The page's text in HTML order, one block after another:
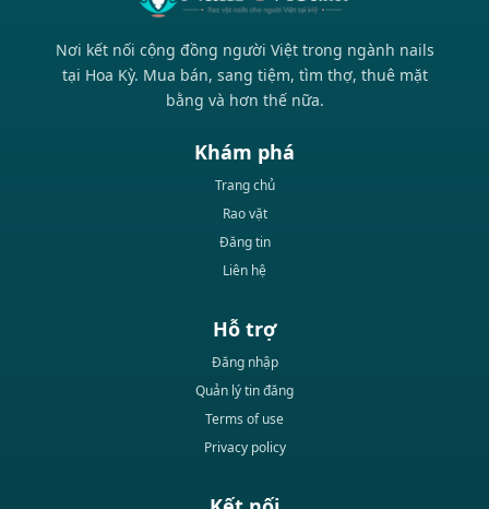
Nơi kết nối cộng đồng người Việt trong ngành nails
tại Hoa Kỳ. Mua bán, sang tiệm, tìm thợ, thuê mặt
bằng và hơn thế nữa.
Khám phá
Trang chủ
Rao vặt
Đăng tin
Liên hệ
Hỗ trợ
Đăng nhập
Quản lý tin đăng
Terms of use
Privacy policy